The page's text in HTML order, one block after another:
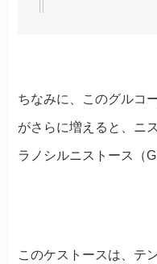
ちなみに、このグルコ
がさらに増えると、ニ
ラノシルニストース（
このケストースは、テ